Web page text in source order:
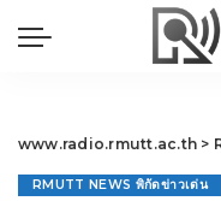
www.radio.rmutt.ac.th >
RMUTT NEWS พิกัดข่าวเด่น